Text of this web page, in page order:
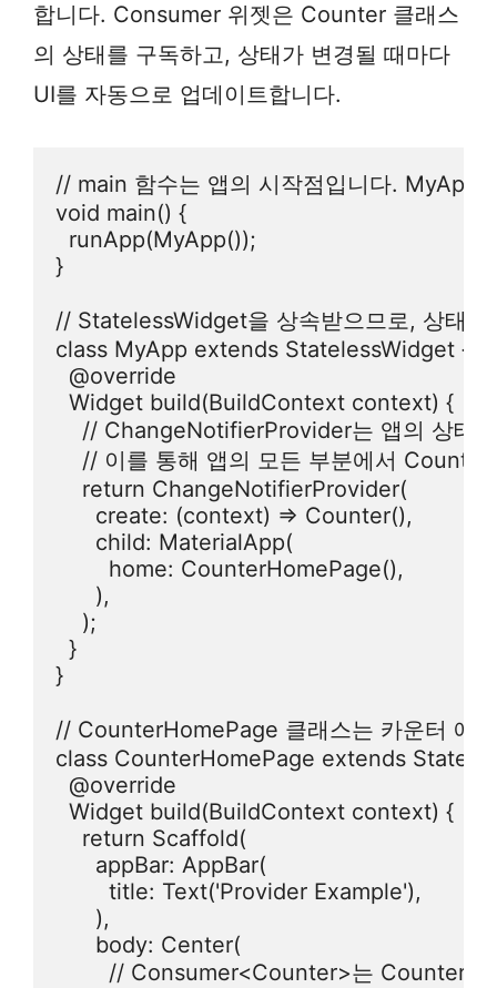
합니다. Consumer 위젯은 Counter 클래스
의 상태를 구독하고, 상태가 변경될 때마다
UI를 자동으로 업데이트합니다.
// main 함수는 앱의 시작점입니다. MyApp
void main() {
  runApp(MyApp());
}
// StatelessWidget을 상속받으므로, 상태가
class MyApp extends StatelessWidget {
  @override
  Widget build(BuildContext context) {
// ChangeNotifierProvider는 앱의 상
// 이를 통해 앱의 모든 부분에서
    return ChangeNotifierProvider(
      create: (context) => Counter(),
      child: MaterialApp(
        home: CounterHomePage(),
      ),
    );
  }
}
// CounterHomePage 클래스는 카운터 애
class CounterHomePage extends
  @override
  Widget build(BuildContext context) {
    return Scaffold(
      appBar: AppBar(
        title: Text('Provider Example'),
      ),
      body: Center(
// Consumer<Counter>는 Counter